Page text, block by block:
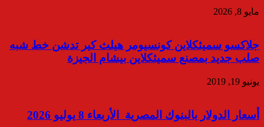
مايو 8, 2026
جلاكسو سميثكلاين كونسيومر هيلث كير تدشن خط شبه
صلب جديد بمصنع سميثكلاين بيشام الجيزة
يونيو 19, 2019
أسعار الدولار بالبنوك المصرية الأربعاء 8 يوليو 2026